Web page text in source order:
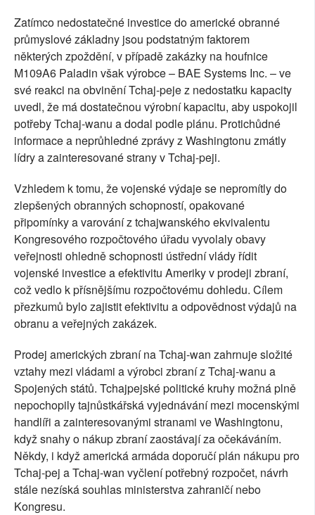
Zatímco nedostatečné investice do americké obranné
průmyslové základny jsou podstatným faktorem
některých zpoždění, v případě zakázky na houfnice
M109A6 Paladin však výrobce – BAE Systems Inc. – ve
své reakci na obvinění Tchaj-peje z nedostatku kapacity
uvedl, že má dostatečnou výrobní kapacitu, aby uspokojil
potřeby Tchaj-wanu a dodal podle plánu. Protichůdné
informace a neprůhledné zprávy z Washingtonu zmátly
lídry a zainteresované strany v Tchaj-peji.
Vzhledem k tomu, že vojenské výdaje se nepromítly do
zlepšených obranných schopností, opakované
připomínky a varování z tchajwanského ekvivalentu
Kongresového rozpočtového úřadu vyvolaly obavy
veřejnosti ohledně schopnosti ústřední vlády řídit
vojenské investice a efektivitu Ameriky v prodeji zbraní,
což vedlo k přísnějšímu rozpočtovému dohledu. Cílem
přezkumů bylo zajistit efektivitu a odpovědnost výdajů na
obranu a veřejných zakázek.
Prodej amerických zbraní na Tchaj-wan zahrnuje složité
vztahy mezi vládami a výrobci zbraní z Tchaj-wanu a
Spojených států. Tchajpejské politické kruhy možná plně
nepochopily tajnůstkářská vyjednávání mezi mocenskými
handlíři a zainteresovanými stranami ve Washingtonu,
když snahy o nákup zbraní zaostávají za očekáváním.
Někdy, i když americká armáda doporučí plán nákupu pro
Tchaj-pej a Tchaj-wan vyčlení potřebný rozpočet, návrh
stále nezíská souhlas ministerstva zahraničí nebo
Kongresu.